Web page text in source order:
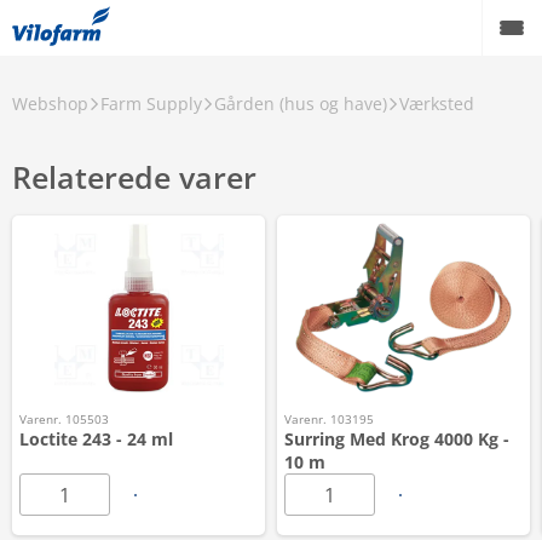
Webshop Farm Supply Gården (hus og have) Værksted
Relaterede varer
Varenr. 105503
Loctite 243 - 24 ml
Varenr. 103195
Surring Med Krog 4000 Kg -
10 m